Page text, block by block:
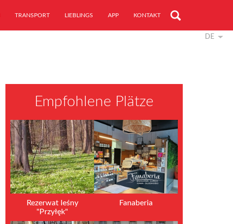
TRANSPORT LIEBLINGS APP KONTAKT
DE
Empfohlene Plätze
Rezerwat leśny
"Przyłęk"
Fanaberia